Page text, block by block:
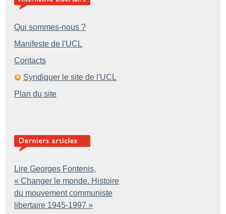
Qui sommes-nous ?
Manifeste de l'UCL
Contacts
Syndiquer le site de l'UCL
Plan du site
Lire Georges Fontenis,
« Changer le monde. Histoire
du mouvement communiste
libertaire 1945-1997 »